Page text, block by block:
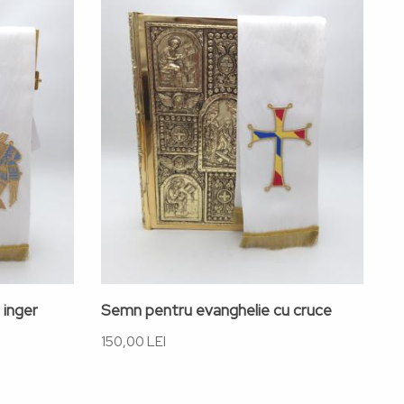
Semn pentru evanghelie cu cruce
150,00 LEI